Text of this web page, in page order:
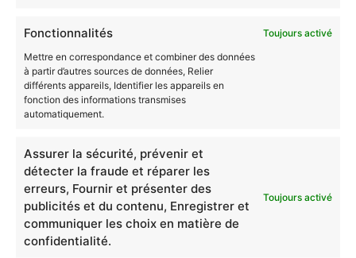
Fonctionnalités
Toujours activé
Mettre en correspondance et combiner des données
à partir d’autres sources de données, Relier
différents appareils, Identifier les appareils en
fonction des informations transmises
automatiquement.
Assurer la sécurité, prévenir et
détecter la fraude et réparer les
erreurs, Fournir et présenter des
publicités et du contenu, Enregistrer et
communiquer les choix en matière de
confidentialité.
Toujours activé
Analyse des questions sociales, de l’intervention
professionnelle en travail social
Communication professionnelle
Dynamique interinstitutionnelle, partenariats et
Ainsi, pour atteindre la certification, vous devez
réussir durant votre validation au moins
75% des
modulesdans chaque section de compétences.
Source :France Compétences